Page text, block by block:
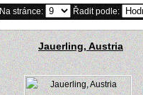
Na stránce: Řadit podle:
Jauerling, Austria